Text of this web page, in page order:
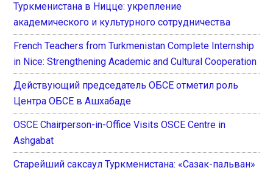
Туркменистана в Ницце: укрепление
академического и культурного сотрудничества
French Teachers from Turkmenistan Complete Internship
in Nice: Strengthening Academic and Cultural Cooperation
Действующий председатель ОБСЕ отметил роль
Центра ОБСЕ в Ашхабаде
OSCE Chairperson-in-Office Visits OSCE Centre in
Ashgabat
Старейший саксаул Туркменистана: «Сазак-пальван»